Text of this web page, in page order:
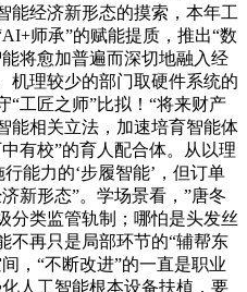
能经济新形态的摸索，本年工
师承”的赋能提质，推出“数
将愈加普遍而深切地融入经
机理较少的部门取硬件系统的
“工匠之师”比拟！“将来财产
能相关立法，加速培育智能体
有校”的育人配合体。从以理
能力的‘步履智能’，但订单
新形态”。学场景看，”唐冬
分类监管轨制；哪怕是头发丝
不再只是局部环节的“辅帮东
，“不断改进”的一直是职业
人工智能根本设备扶植，要